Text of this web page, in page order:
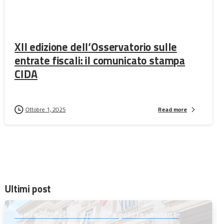
XII edizione dell’Osservatorio sulle
entrate fiscali: il comunicato stampa
CIDA
Ottobre 1, 2025 Read more
Ultimi post
Assunzioni dei DS 2026/27 e polizza sanitaria: